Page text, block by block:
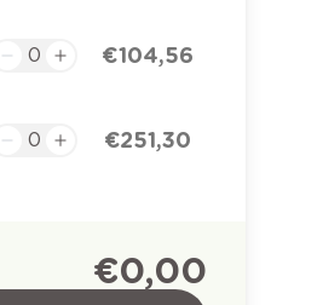
€ 104,56
€ 251,30
€ 0,00